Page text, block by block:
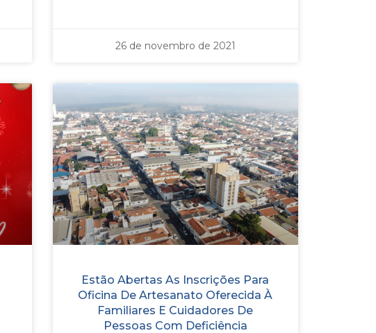
26 de novembro de 2021
Estão Abertas As Inscrições Para
Oficina De Artesanato Oferecida À
Familiares E Cuidadores De
Pessoas Com Deficiência